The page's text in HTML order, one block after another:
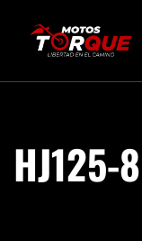
HJ125-8